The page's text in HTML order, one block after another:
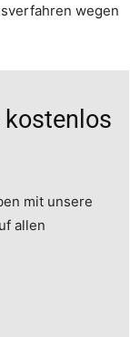
wegen
mit unsere
allen